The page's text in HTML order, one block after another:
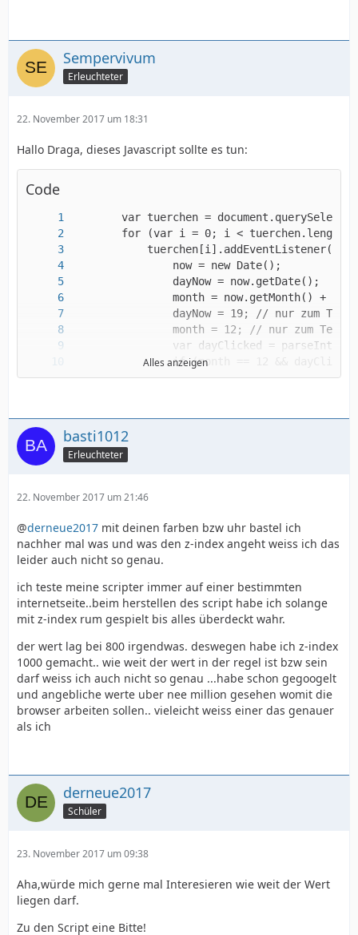
Sempervivum
Erleuchteter
22. November 2017 um 18:31
Hallo Draga, dieses Javascript sollte es tun:
Code
        }
Alles anzeigen
basti1012
Erleuchteter
22. November 2017 um 21:46
@derneue2017 mit deinen farben bzw uhr bastel ich
nachher mal was und was den z-index angeht weiss ich das
leider auch nicht so genau.
ich teste meine scripter immer auf einer bestimmten
internetseite..beim herstellen des script habe ich solange
mit z-index rum gespielt bis alles überdeckt wahr.
der wert lag bei 800 irgendwas. deswegen habe ich z-index
1000 gemacht.. wie weit der wert in der regel ist bzw sein
darf weiss ich auch nicht so genau ...habe schon gegoogelt
und angebliche werte uber nee million gesehen womit die
browser arbeiten sollen.. vieleicht weiss einer das genauer
als ich
derneue2017
Schüler
23. November 2017 um 09:38
Aha,würde mich gerne mal Interesieren wie weit der Wert
liegen darf.
Zu den Script eine Bitte!